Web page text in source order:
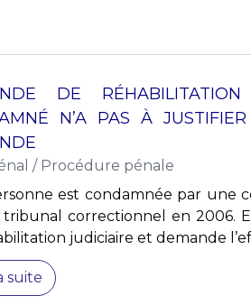
DE
N’A PAS À
/ Procédure pénale
est condamnée par une
correctionnel en 2006.
judiciaire et demande
suite